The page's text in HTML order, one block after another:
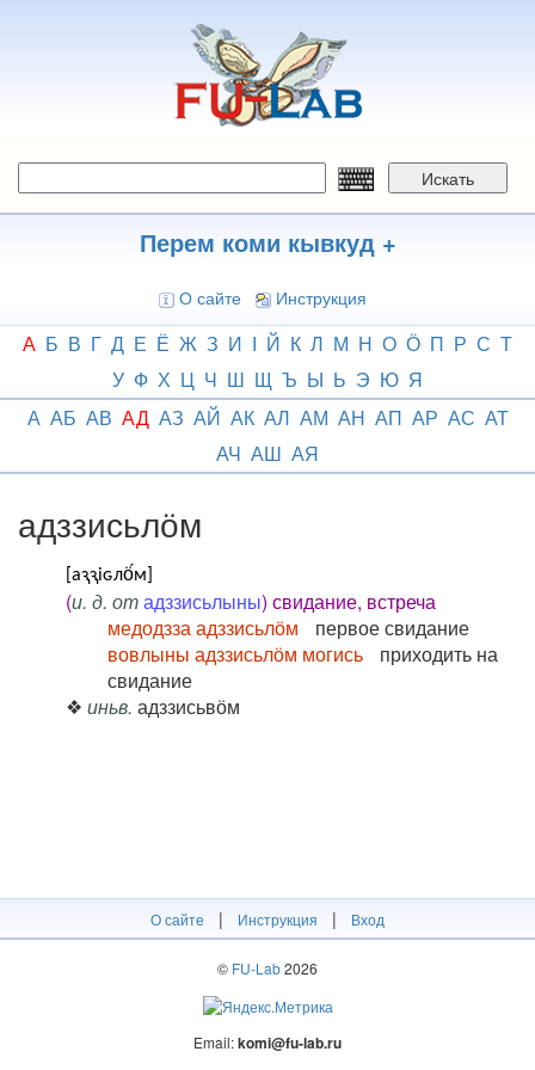
Искать
Перем коми кывкуд +
О сайте Инструкция
А Б В Г Д Е Ё Ж З И І Й К Л М Н О Ӧ П Р С Т
У Ф Х Ц Ч Ш Щ Ъ Ы Ь Э Ю Я
А АБ АВ АД АЗ АЙ АК АЛ АМ АН АП АР АС АТ
АЧ АШ АЯ
адззисьлӧм
[аԇԇіԍлӧ́м]
(и. д. отадззисьлыны) свидание, встреча
медодзза адззисьлӧм
первое свидание
вовлыны адззисьлӧм могись
приходить на
свидание
❖ иньв. адззисьвӧм
О сайте | Инструкция | Вход
© FU-Lab2026
Email:komi@fu-lab.ru